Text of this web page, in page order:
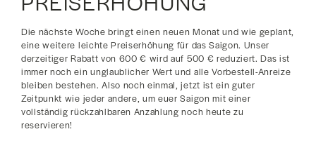
Die nächste Woche bringt einen neuen Monat und wie geplant,
eine weitere leichte Preiserhöhung für das Saigon. Unser
derzeitiger Rabatt von 600 € wird auf 500 € reduziert. Das ist
immer noch ein unglaublicher Wert und alle Vorbestell-Anreize
bleiben bestehen. Also noch einmal, jetzt ist ein guter
Zeitpunkt wie jeder andere, um euer Saigon mit einer
vollständig rückzahlbaren Anzahlung noch heute zu
reservieren!